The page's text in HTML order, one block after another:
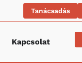
Tanácsadás
Kapcsolat